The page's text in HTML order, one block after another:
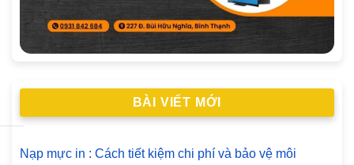
BÀI VIẾT MỚI
Nạp mực in : Cách tiết kiệm chi phí và bảo vệ môi